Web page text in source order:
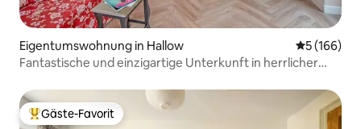
Eigentumswohnung in Hallow
5 (166)
Fantastische und einzigartige Unterkunft in herrlicher
Beliebter Gäste-Favorit.
Gäste-Favorit